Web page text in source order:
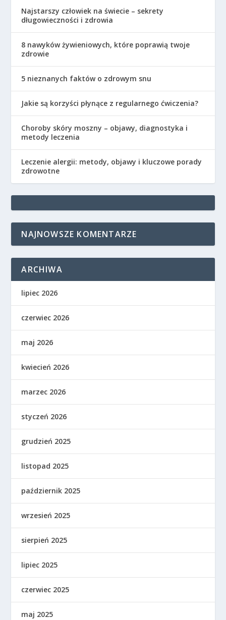
Najstarszy człowiek na świecie – sekrety
długowieczności i zdrowia
8 nawyków żywieniowych, które poprawią twoje
zdrowie
5 nieznanych faktów o zdrowym snu
Jakie są korzyści płynące z regularnego ćwiczenia?
Choroby skóry moszny – objawy, diagnostyka i
metody leczenia
Leczenie alergii: metody, objawy i kluczowe porady
zdrowotne
NAJNOWSZE KOMENTARZE
ARCHIWA
lipiec 2026
czerwiec 2026
maj 2026
kwiecień 2026
marzec 2026
styczeń 2026
grudzień 2025
listopad 2025
październik 2025
wrzesień 2025
sierpień 2025
lipiec 2025
czerwiec 2025
maj 2025